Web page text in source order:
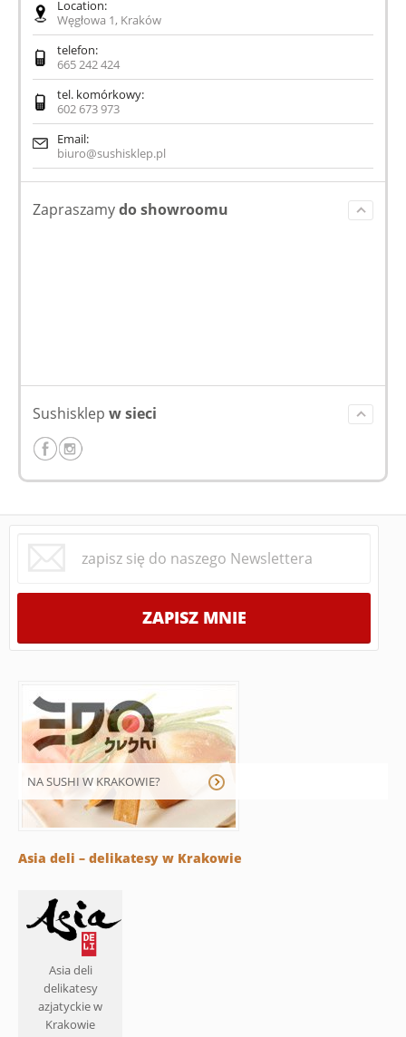
Location:
Węgłowa 1, Kraków
telefon:
665 242 424
tel. komórkowy:
602 673 973
Email:
biuro@sushisklep.pl
Zapraszamydo showroomu
Sushisklep w sieci
NA SUSHI W KRAKOWIE?
Asia deli – delikatesy w Krakowie
Asia deli
delikatesy
azjatyckie w
Krakowie